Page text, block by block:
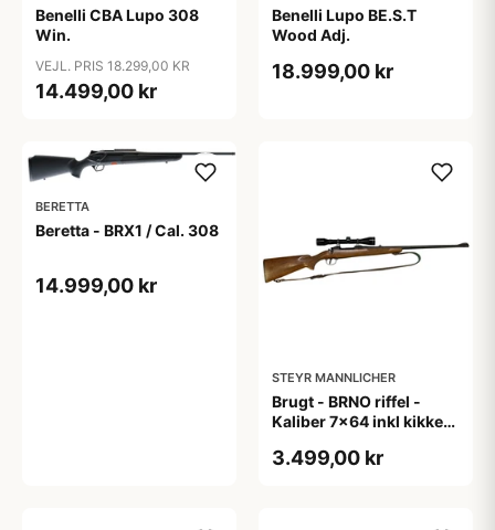
Benelli CBA Lupo 308
Win.
VEJL. PRIS 18.299,00 KR
14.499,00 kr
Benelli Lupo BE.S.T
Wood Adj.
18.999,00 kr
BERETTA
Beretta - BRX1 / Cal. 308
14.999,00 kr
STEYR MANNLICHER
Brugt - BRNO riffel -
Kaliber 7x64 inkl kikkert
3.499,00 kr